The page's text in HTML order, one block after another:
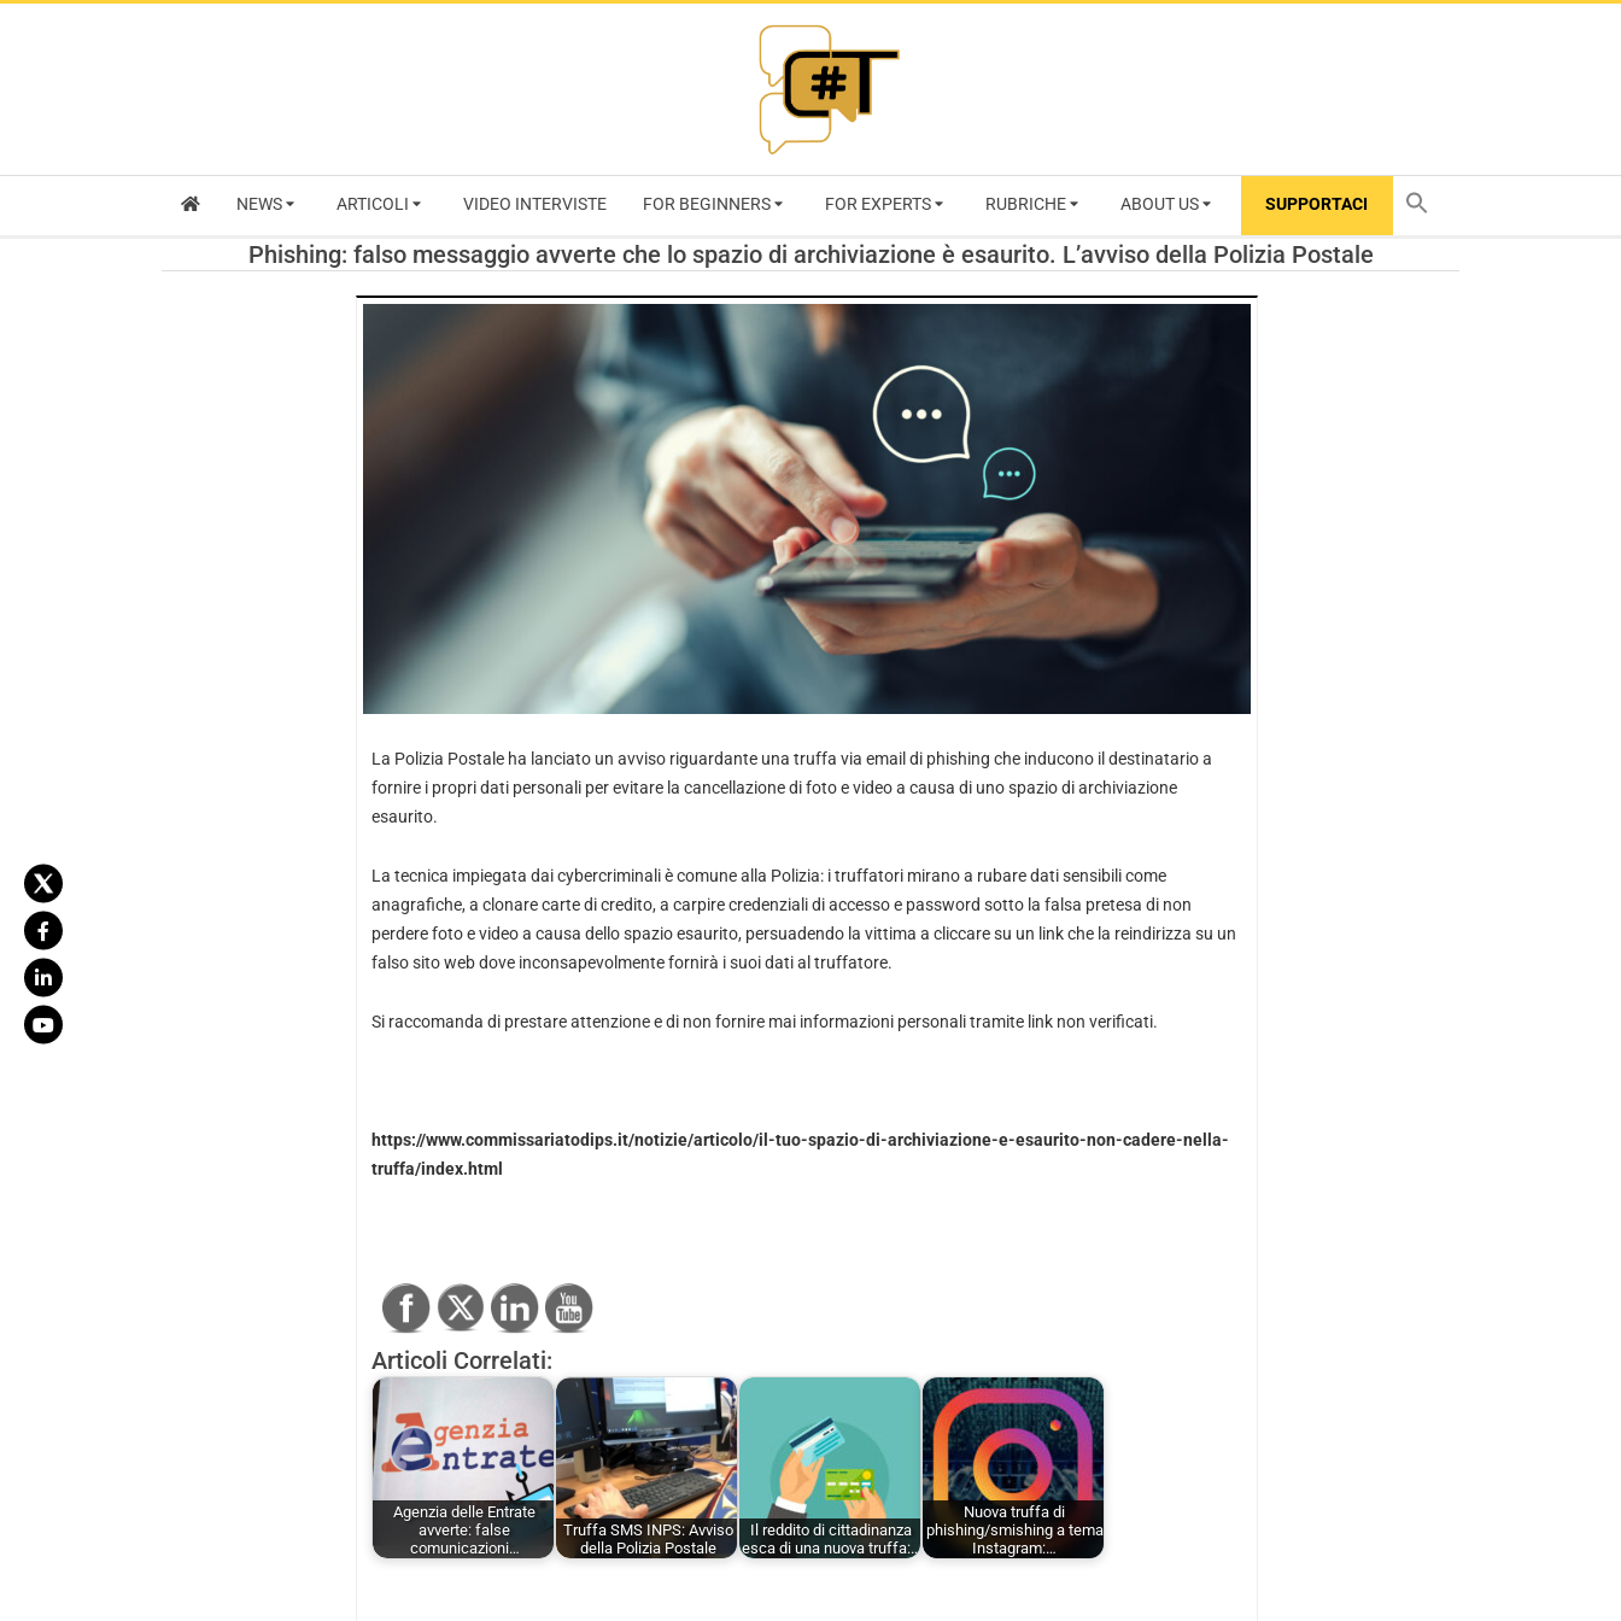
RIVISTA
CYBERSECURITY
TRENDS
NEWS ARTICOLI VIDEO INTERVISTE FOR BEGINNERS FOR EXPERTS RUBRICHE ABOUT US SUPPORTACI
Phishing: falso messaggio avverte che lo spazio di archiviazione è esaurito. L’avviso della Polizia Postale
La Polizia Postale ha lanciato un avviso riguardante una truffa via email di phishing che inducono il destinatario a
fornire i propri dati personali per evitare la cancellazione di foto e video a causa di uno spazio di archiviazione
esaurito.
La tecnica impiegata dai cybercriminali è comune alla Polizia: i truffatori mirano a rubare dati sensibili come
anagrafiche, a clonare carte di credito, a carpire credenziali di accesso e password sotto la falsa pretesa di non
perdere foto e video a causa dello spazio esaurito, persuadendo la vittima a cliccare su un link che la reindirizza su un
falso sito web dove inconsapevolmente fornirà i suoi dati al truffatore.
Si raccomanda di prestare attenzione e di non fornire mai informazioni personali tramite link non verificati.
https://www.commissariatodips.it/notizie/articolo/il-tuo-spazio-di-archiviazione-e-esaurito-non-cadere-nella-
truffa/index.html
Articoli Correlati:
Agenzia delle Entrate
avverte: false
comunicazioni…
Truffa SMS INPS: Avviso
della Polizia Postale
Il reddito di cittadinanza
esca di una nuova truffa:…
Nuova truffa di
phishing/smishing a tema
Instagram:…